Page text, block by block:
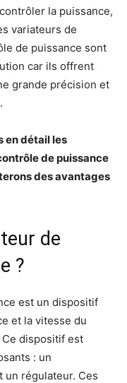
la puissance,
variateurs de
de puissance sont
car ils offrent
grande précision et
en détail les
de puissance
des avantages
de
?
est un dispositif
et la vitesse du
dispositif est
: un
régulateur. Ces